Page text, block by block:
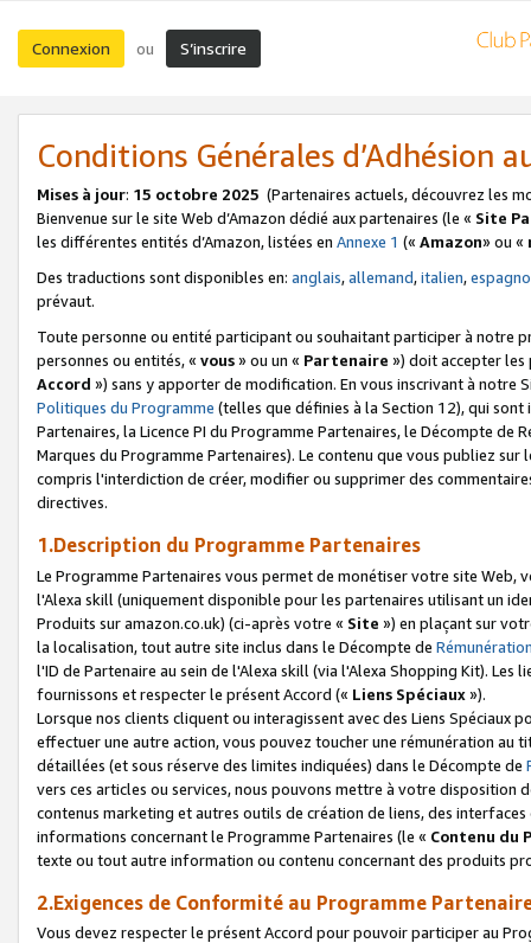
Connexion ou S’inscrire
Conditions Générales d’Adhésion
Mises à jour: 15 octobre 2025 (Partenaires actuels, découvrez les
Bienvenue sur le site Web d’Amazon dédié aux partenaires (le « Site
les différentes entités d’Amazon, listées en Annexe 1 (« Amazon» ou «
Des traductions sont disponibles en: anglais,allemand,italien,
prévaut.
Toute personne ou entité participant ou souhaitant participer à notre
personnes ou entités, « vous» ou un « Partenaire ») doit accepter les
Accord ») sans y apporter de modification. En vous inscrivant à notre
Politiques du Programme (telles que définies à la Section 12), qui
Partenaires, la Licence PI du Programme Partenaires, le Décompte de
Marques du Programme Partenaires). Le contenu que vous publiez
compris l'interdiction de créer, modifier ou supprimer des
directives.
1.Description du Programme Partenaires
Le Programme Partenaires vous permet de monétiser votre site Web,
l'Alexa skill (uniquement disponible pour les partenaires utilisant un
Produits sur amazon.co.uk) (ci-après votre « Site ») en plaçant sur
la localisation, tout autre site inclus dans le Décompte de
l'ID de Partenaire au sein de l'Alexa skill (via l'Alexa Shopping Kit).
fournissons et respecter le présent Accord (« Liens Spéciaux»).
Lorsque nos clients cliquent ou interagissent avec des Liens Spéciaux
effectuer une autre action, vous pouvez toucher une rémunération
détaillées (et sous réserve des limites indiquées) dans le Décompte de
vers ces articles ou services, nous pouvons mettre à votre disposition
contenus marketing et autres outils de création de liens, des
informations concernant le Programme Partenaires (le « Contenu du
texte ou tout autre information ou contenu concernant des produits
2.Exigences de Conformité au Programme
Vous devez respecter le présent Accord pour pouvoir participer au